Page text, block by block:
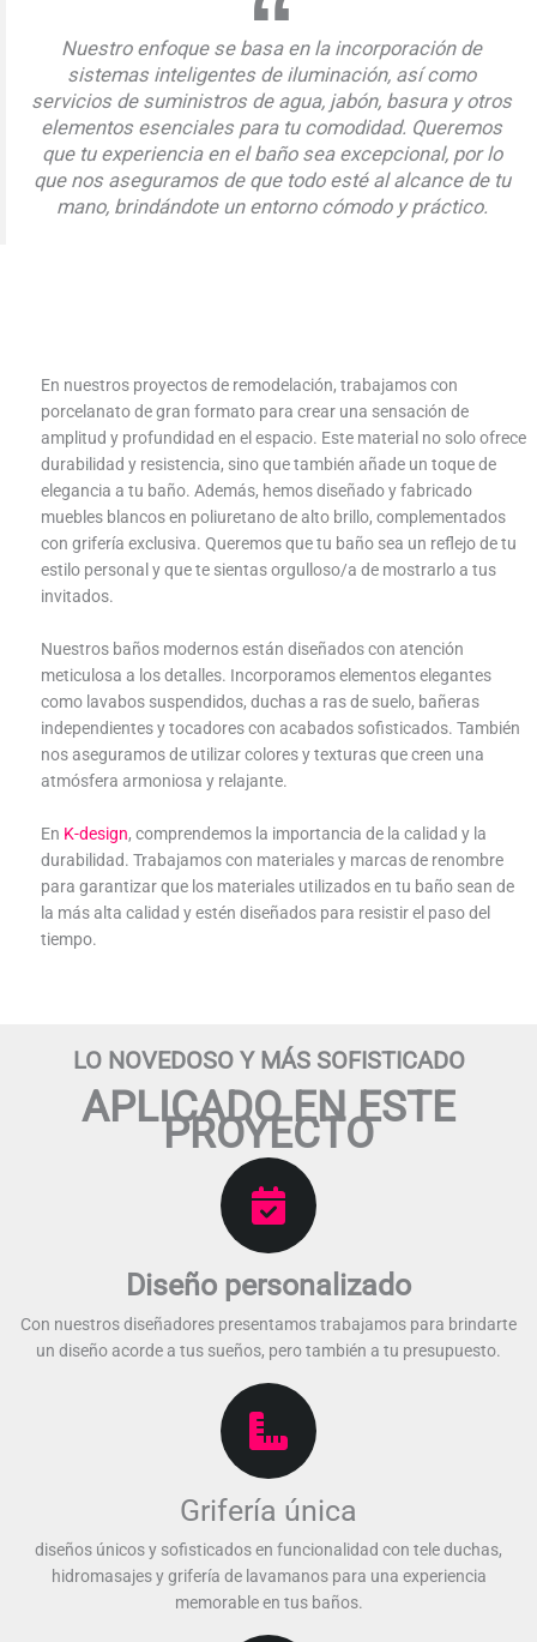
Nuestro enfoque se basa en la incorporación de
sistemas inteligentes de iluminación, así como
servicios de suministros de agua, jabón, basura y otros
elementos esenciales para tu comodidad. Queremos
que tu experiencia en el baño sea excepcional, por lo
que nos aseguramos de que todo esté al alcance de tu
mano, brindándote un entorno cómodo y práctico.
En nuestros proyectos de remodelación, trabajamos con
porcelanato de gran formato para crear una sensación de
amplitud y profundidad en el espacio. Este material no solo ofrece
durabilidad y resistencia, sino que también añade un toque de
elegancia a tu baño. Además, hemos diseñado y fabricado
muebles blancos en poliuretano de alto brillo, complementados
con grifería exclusiva. Queremos que tu baño sea un reflejo de tu
estilo personal y que te sientas orgulloso/a de mostrarlo a tus
invitados.
Nuestros baños modernos están diseñados con atención
meticulosa a los detalles. Incorporamos elementos elegantes
como lavabos suspendidos, duchas a ras de suelo, bañeras
independientes y tocadores con acabados sofisticados. También
nos aseguramos de utilizar colores y texturas que creen una
atmósfera armoniosa y relajante.
En K-design, comprendemos la importancia de la calidad y la
durabilidad. Trabajamos con materiales y marcas de renombre
para garantizar que los materiales utilizados en tu baño sean de
la más alta calidad y estén diseñados para resistir el paso del
tiempo.
LO NOVEDOSO Y MÁS SOFISTICADO
APLICADO EN ESTE
PROYECTO​
Diseño personalizado​
Con nuestros diseñadores presentamos trabajamos para brindarte
un diseño acorde a tus sueños, pero también a tu presupuesto.​​
Grifería única
diseños únicos y sofisticados en funcionalidad con tele duchas,
hidromasajes y grifería de lavamanos para una experiencia
memorable en tus baños.​​